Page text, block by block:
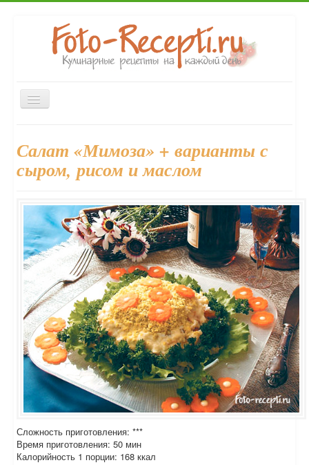
Включить/
выключить
Десерты
Выпечка Напитки
Консервирование
Форум
Салат «Мимоза» + варианты с
сыром, рисом и маслом
Сложность приготовления: ***
Время приготовления: 50 мин
Калорийность 1 порции: 168 ккал